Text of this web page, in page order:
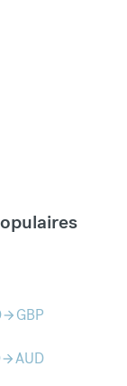
arrow_forward GBP
arrow_forwardAUD